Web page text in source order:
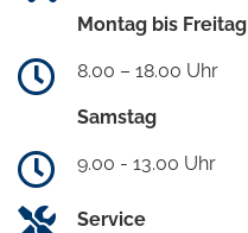
Montag bis Freitag
8.00 – 18.00 Uhr
Samstag
9.00 - 13.00 Uhr
Service